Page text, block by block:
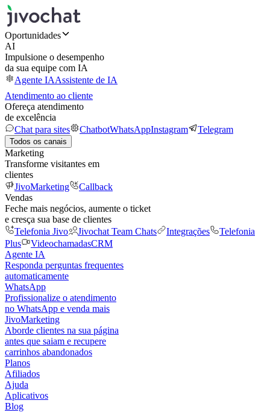
Oportunidades
AI
Impulsione o desempenho
da sua equipe com IA
Agente IAAssistente de IA
Atendimento ao cliente
Ofereça atendimento
de excelência
Chat para sites
ChatbotWhatsAppInstagram Telegram
Todos os canais
Marketing
Transforme visitantes em
clientes
JivoMarketing
Callback
Vendas
Feche mais negócios, aumente o ticket
e cresça sua base de clientes
Telefonia Jivo
Jivochat Team Chats Integrações
Telefonia
Plus
VideochamadasCRM
Agente IA
Responda perguntas frequentes
automaticamente
WhatsApp
Profissionalize o atendimento
no WhatsApp e venda mais
JivoMarketing
Aborde clientes na sua página
antes que saiam e recupere
carrinhos abandonados
Planos
Afiliados
Ajuda
Aplicativos
Blog